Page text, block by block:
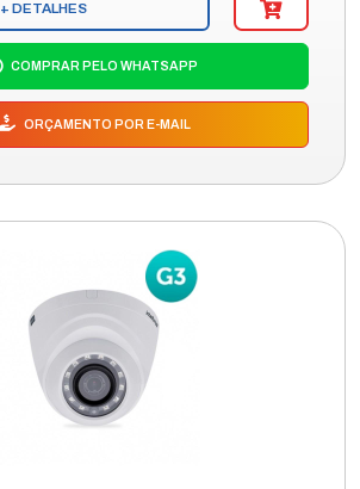
+ DETALHES
COMPRAR PELO WHATSAPP
ORÇAMENTO POR E-MAIL